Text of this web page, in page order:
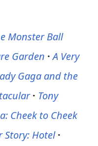
Monster Ball
Garden · A Very
Gaga and the
· Tony
Cheek to Cheek
Story: Hotel ·